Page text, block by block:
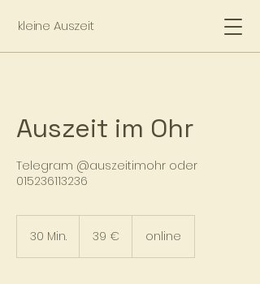
kleine Auszeit
Auszeit im Ohr
Telegram @auszeitimohr oder
015236113236
30 Min. 39 € online